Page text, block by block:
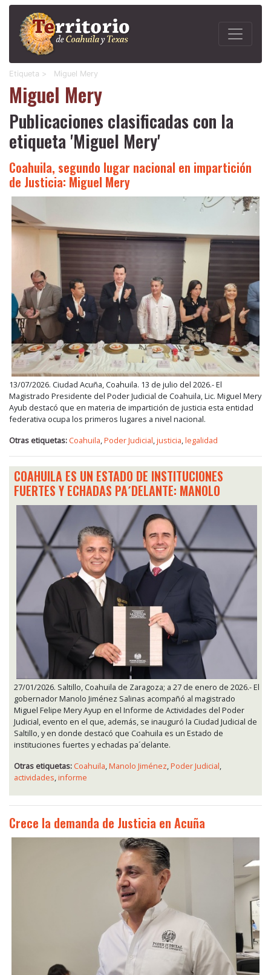
Etiqueta > Miguel Mery
Miguel Mery
Publicaciones clasificadas con la
etiqueta 'Miguel Mery'
Coahuila, segundo lugar nacional en impartición
de Justicia: Miguel Mery
13/07/2026. Ciudad Acuña, Coahuila. 13 de julio del 2026.- El
Magistrado Presidente del Poder Judicial de Coahuila, Lic. Miguel Mery
Ayub destacó que en materia de impartición de justicia esta entidad
federativa ocupa los primeros lugares a nivel nacional.
Otras etiquetas: Coahuila Poder Judicial justicia legalidad
COAHUILA ES UN ESTADO DE INSTITUCIONES
FUERTES Y ECHADAS PA´DELANTE: MANOLO
27/01/2026. Saltillo, Coahuila de Zaragoza; a 27 de enero de 2026.- El
gobernador Manolo Jiménez Salinas acompañó al magistrado
Miguel Felipe Mery Ayup en el Informe de Actividades del Poder
Judicial, evento en el que, además, se inauguró la Ciudad Judicial de
Saltillo, y en donde destacó que Coahuila es un Estado de
instituciones fuertes y echadas pa´delante.
Otras etiquetas: Coahuila,Manolo Jiménez,Poder Judicial,
actividades,informe
Crece la demanda de Justicia en Acuña